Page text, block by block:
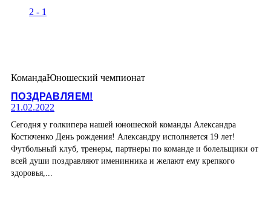
2 - 1
КомандаЮношеский чемпионат
ПОЗДРАВЛЯЕМ!
21.02.2022
Сегодня у голкипера нашей юношеской команды Александра
Костюченко День рождения! Александру исполняется 19 лет!
Футбольный клуб, тренеры, партнеры по команде и болельщики от
всей души поздравляют именинника и желают ему крепкого
здоровья,...